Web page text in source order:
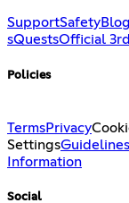
SupportSafetyBlog
sQuestsOfficial
Policies
TermsPrivacy
SettingsGuidelines
Information
Social